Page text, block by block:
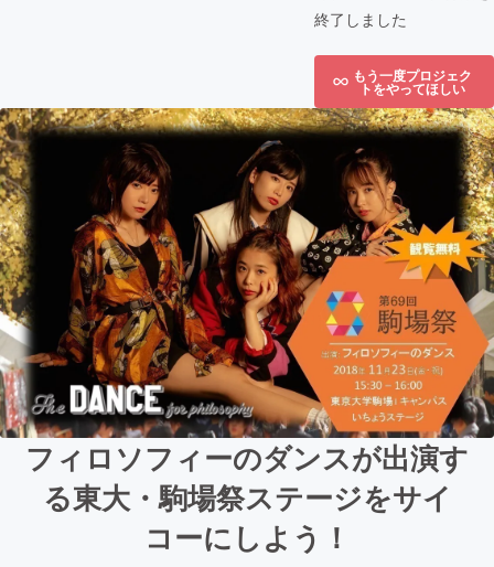
終了しました
もう一度プロジェク
トをやってほしい
フィロソフィーのダンスが出演す
る東大・駒場祭ステージをサイ
コーにしよう！